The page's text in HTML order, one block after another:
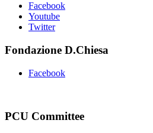
Facebook
Youtube
Twitter
Fondazione D.Chiesa
Facebook
PCU Committee